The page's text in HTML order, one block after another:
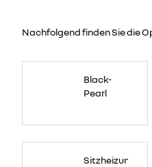
Nachfolgend finden Sie die
Black-
Pearl
Sitzheizung